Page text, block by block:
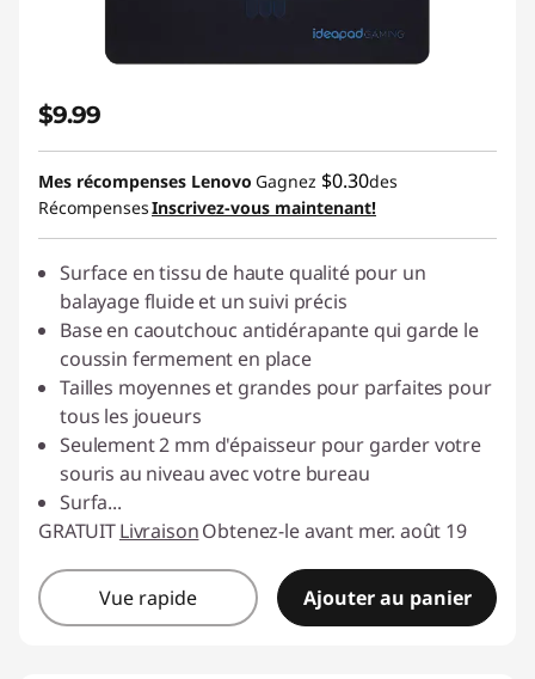
$9.99
Mes récompenses Lenovo Gagnez $0.30des
RécompensesInscrivez-vous maintenant!
Surface en tissu de haute qualité pour un
balayage fluide et un suivi précis
Base en caoutchouc antidérapante qui garde le
coussin fermement en place
Tailles moyennes et grandes pour parfaites pour
tous les joueurs
Seulement 2 mm d'épaisseur pour garder votre
souris au niveau avec votre bureau
Surfa...
GRATUITLivraisonObtenez-le avant mer. août 19
Vue rapide Ajouter au panier